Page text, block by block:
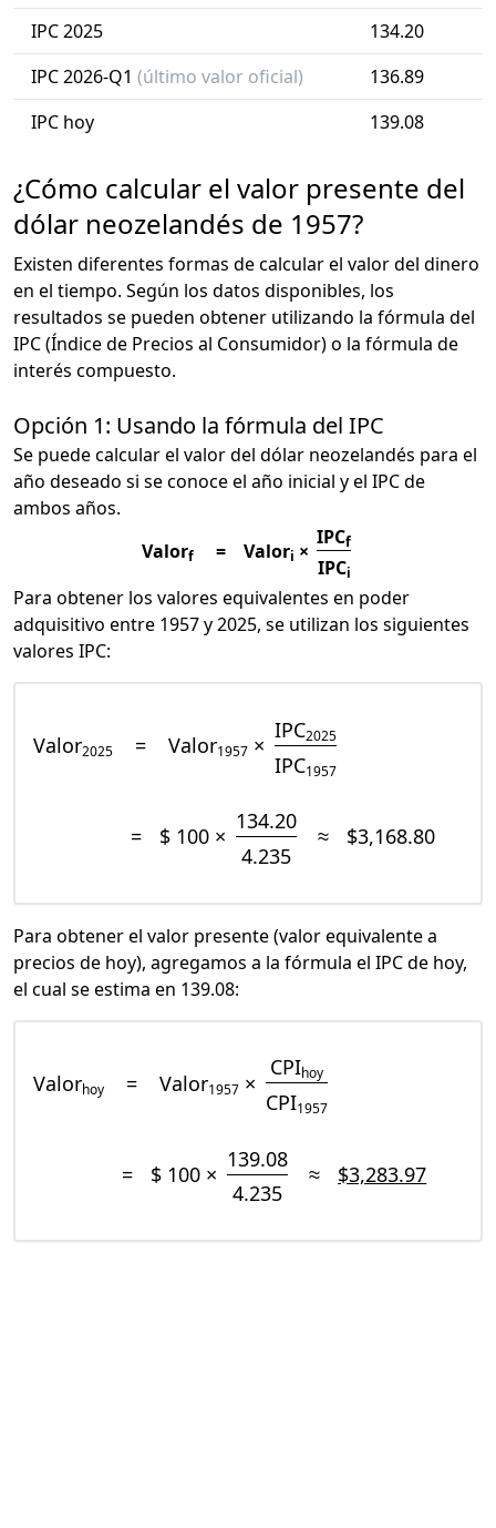
IPC 2025
134.20
IPC 2026-Q1 (último valor oficial)
136.89
IPC hoy
139.08
¿Cómo calcular el valor presente del
dólar neozelandés de 1957?
Existen diferentes formas de calcular el valor del dinero
en el tiempo. Según los datos disponibles, los
resultados se pueden obtener utilizando la fórmula del
IPC (Índice de Precios al Consumidor) o la fórmula de
interés compuesto.
Opción 1: Usando la fórmula del IPC
Se puede calcular el valor del dólar neozelandés para el
año deseado si se conoce el año inicial y el IPC de
ambos años.
Valorf = Valori ×
IPCf
IPCi
Para obtener los valores equivalentes en poder
adquisitivo entre 1957 y 2025, se utilizan los siguientes
valores IPC:
Valor2025 = Valor1957 ×
IPC2025
IPC1957
= $ 100 ×
134.20
4.235
≈ $3,168.80
Para obtener el valor presente (valor equivalente a
precios de hoy), agregamos a la fórmula el IPC de hoy,
el cual se estima en 139.08:
Valorhoy = Valor1957 ×
CPIhoy
CPI1957
= $ 100 ×
139.08
4.235
≈ $3,283.97